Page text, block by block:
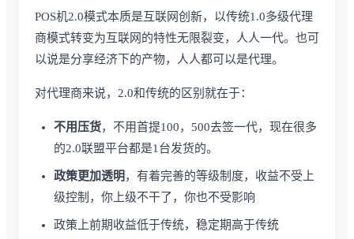
POS机2.0模式本质是互联网创新，以传统1.0多级代理
商模式转变为互联网的特性无限裂变，人人一代。也可
以说是分享经济下的产物，人人都可以是代理。
对代理商来说，2.0和传统的区别就在于：
不用压货，不用首提100，500去签一代，现在很多
的2.0联盟平台都是1台发货的。
政策更加透明 ，有着完善的等级制度，收益不受上
级控制，你上级不干了，你也不受影响
政策上前期收益低于传统，稳定期高于传统